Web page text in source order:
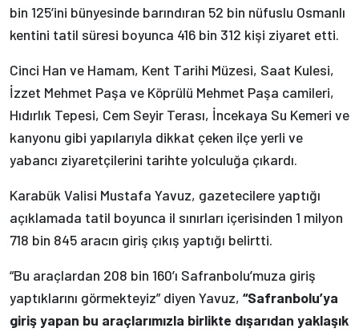
bin 125’ini bünyesinde barındıran 52 bin nüfuslu Osmanlı
kentini tatil süresi boyunca 416 bin 312 kişi ziyaret etti.
Cinci Han ve Hamam, Kent Tarihi Müzesi, Saat Kulesi,
İzzet Mehmet Paşa ve Köprülü Mehmet Paşa camileri,
Hıdırlık Tepesi, Cem Seyir Terası, İncekaya Su Kemeri ve
kanyonu gibi yapılarıyla dikkat çeken ilçe yerli ve
yabancı ziyaretçilerini tarihte yolculuğa çıkardı.
Karabük Valisi Mustafa Yavuz, gazetecilere yaptığı
açıklamada tatil boyunca il sınırları içerisinden 1 milyon
718 bin 845 aracın giriş çıkış yaptığı belirtti.
“Bu araçlardan 208 bin 160’ı Safranbolu’muza giriş
yaptıklarını görmekteyiz” diyen Yavuz, “Safranbolu’ya
giriş yapan bu araçlarımızla birlikte dışarıdan yaklaşık